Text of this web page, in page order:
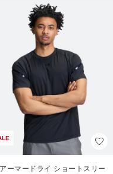
ーマードライ ショートスリー